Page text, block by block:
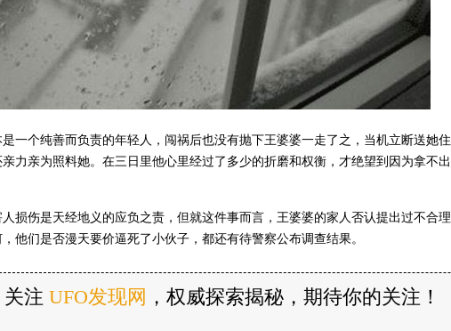
一个纯善而负责的年轻人，闯祸后也没有抛下王婆婆一走了之，当机立断送她住
力亲为照料她。在三日里他心里经过了多少的折磨和权衡，才绝望到因为拿不出
损伤是天经地义的应负之责，但就这件事而言，王婆婆的家人否认提出过不合理
他们是否漫天要价逼死了小伙子，都还有待警察公布调查结果。
关注 UFO发现网 ，权威探索揭秘，期待你的关注！